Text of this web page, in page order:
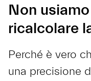
Non
ricalcolare
Perché è vero
una precisione